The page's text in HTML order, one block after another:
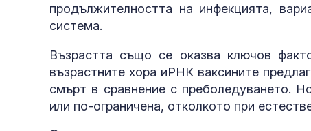
продължителността на инфекцията,
система.
Възрастта също се оказва ключов
възрастните хора иРНК ваксините
смърт в сравнение с преболедуването.
или по-ограничена, отколкото при